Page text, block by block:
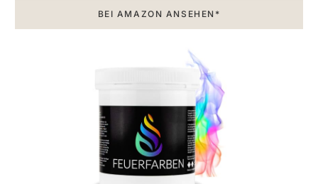
BEI AMAZON ANSEHEN*